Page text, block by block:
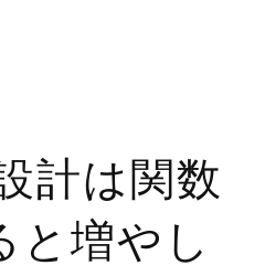
計は関数
と増やし